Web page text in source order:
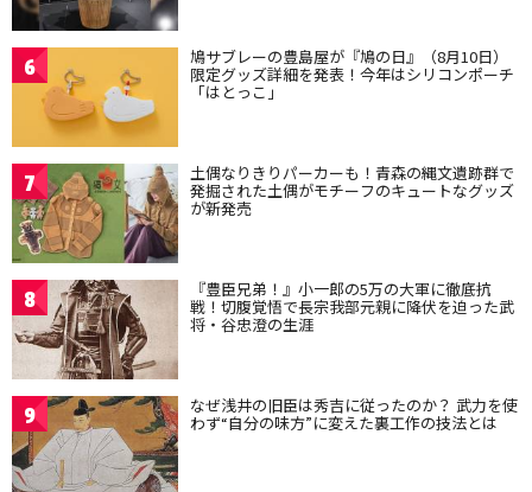
6 鳩サブレーの豊島屋が『鳩の日』（8月10日）
限定グッズ詳細を発表！今年はシリコンポーチ
「はとっこ」
7 土偶なりきりパーカーも！青森の縄文遺跡群で
発掘された土偶がモチーフのキュートなグッズ
が新発売
8 『豊臣兄弟！』小一郎の5万の大軍に徹底抗
戦！切腹覚悟で長宗我部元親に降伏を迫った武
将・谷忠澄の生涯
9 なぜ浅井の旧臣は秀吉に従ったのか？ 武力を使
わず“自分の味方”に変えた裏工作の技法とは